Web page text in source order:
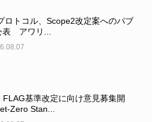
ロトコル、Scope2改定案へのパブ
表 アワリ...
FLAG基準改定に向け意見募集開
Zero Stan...